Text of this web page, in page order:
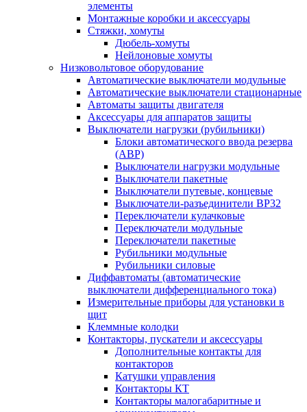
элементы
Монтажные коробки и аксессуары
Стяжки, хомуты
Дюбель-хомуты
Нейлоновые хомуты
Низковольтовое оборудование
Автоматические выключатели модульные
Автоматические выключатели стационарные
Автоматы защиты двигателя
Аксессуары для аппаратов защиты
Выключатели нагрузки (рубильники)
Блоки автоматического ввода резерва
(АВР)
Выключатели нагрузки модульные
Выключатели пакетные
Выключатели путевые, концевые
Выключатели-разъединители ВР32
Переключатели кулачковые
Переключатели модульные
Переключатели пакетные
Рубильники модульные
Рубильники силовые
Диффавтоматы (автоматические
выключатели дифференциального тока)
Измерительные приборы для установки в
щит
Клеммные колодки
Контакторы, пускатели и аксессуары
Дополнительные контакты для
контакторов
Катушки управления
Контакторы КТ
Контакторы малогабаритные и